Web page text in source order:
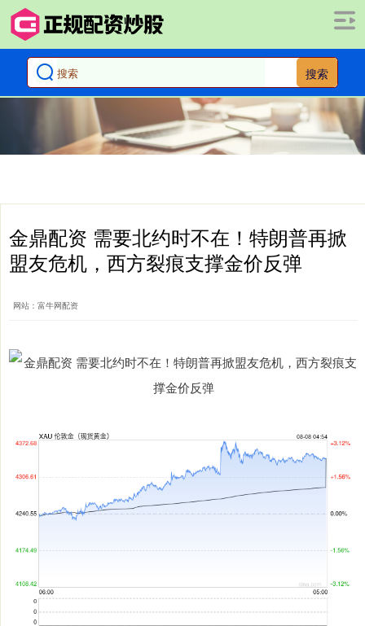
搜索
金鼎配资 需要北约时不在！特朗普再掀
盟友危机，西方裂痕支撑金价反弹
网站：富牛网配资